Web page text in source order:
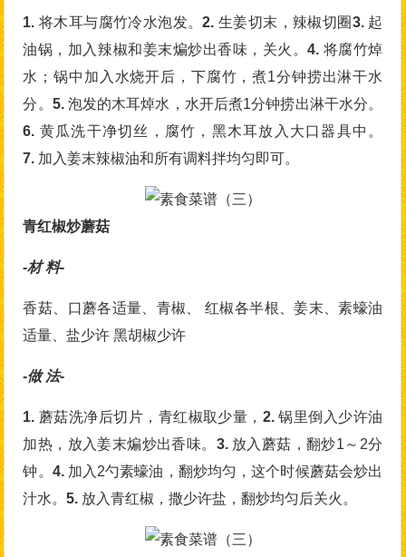
1. 将木耳与腐竹冷水泡发。2. 生姜切末，辣椒切圈3. 起
油锅，加入辣椒和姜末煸炒出香味，关火。4. 将腐竹焯
水；锅中加入水烧开后，下腐竹，煮1分钟捞出淋干水
分。 5.泡发的木耳焯水，水开后煮1分钟捞出淋干水分。
6. 黄瓜洗干净切丝，腐竹，黑木耳放入大口器具中。
7. 加入姜末辣椒油和所有调料拌均匀即可。
青红椒炒蘑菇
-材 料-
香菇、口蘑各适量、青椒、 红椒各半根、姜末、素蠔油
适量、盐少许 黑胡椒少许
-做 法-
1. 蘑菇洗净后切片，青红椒取少量， 2.锅里倒入少许油
加热，放入姜末煸炒出香味。 3. 放入蘑菇，翻炒1～2分
钟。 4.加入2勺素蠔油，翻炒均匀，这个时候蘑菇会炒出
汁水。5. 放入青红椒，撒少许盐，翻炒均匀后关火。